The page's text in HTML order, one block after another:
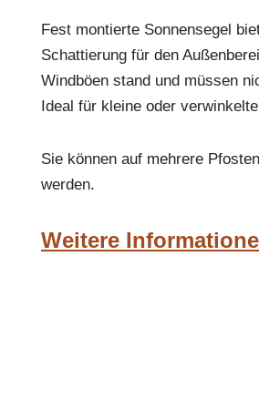
Fest montierte Sonnensegel
Schattierung für den
Windböen stand und müssen
Ideal für kleine oder
Sie können auf mehrere
werden.
Weitere